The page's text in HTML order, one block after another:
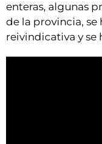
enteras, algunas
de la provincia,
reivindicativa y se